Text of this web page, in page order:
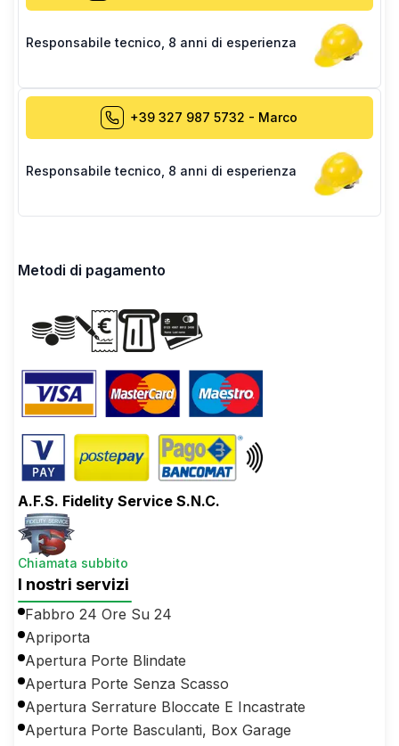
Responsabile tecnico 8 anni di esperienza
+39 327 987 5732 - Marco
Responsabile tecnico 8 anni di esperienza
Metodi di pagamento
A.F.S. Fidelity Service S.N.C.
Chiamata subbito
I nostri servizi
Fabbro 24 Ore Su 24
Apriporta
Apertura Porte Blindate
Apertura Porte Senza Scasso
Apertura Serrature Bloccate E Incastrate
Apertura Porte Basculanti, Box Garage